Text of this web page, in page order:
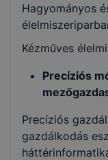
Hagyományos
Kézműves
Precíziós
Precíziós
gazdálkodás